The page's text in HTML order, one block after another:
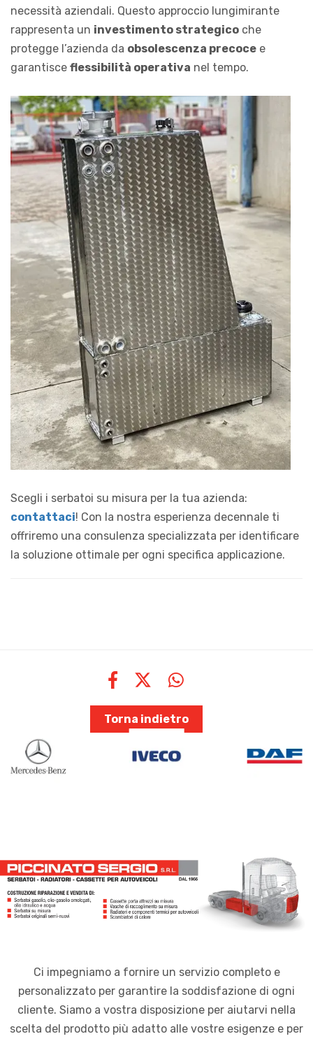
necessità aziendali. Questo approccio lungimirante
rappresenta un investimento strategico che
protegge l’azienda da obsolescenza precoce e
garantisce flessibilità operativa nel tempo.
Scegli i serbatoi su misura per la tua azienda:
contattaci! Con la nostra esperienza decennale ti
offriremo una consulenza specializzata per identificare
la soluzione ottimale per ogni specifica applicazione.
Torna indietro
Ci impegniamo a fornire un servizio completo e
personalizzato per garantire la soddisfazione di ogni
cliente. Siamo a vostra disposizione per aiutarvi nella
scelta del prodotto più adatto alle vostre esigenze e per